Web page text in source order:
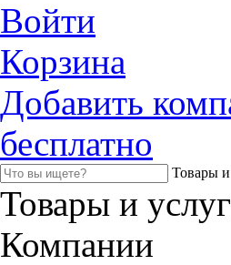
Войти
Корзина
Добавить
бесплатно
Товары и
Товары и
Компании